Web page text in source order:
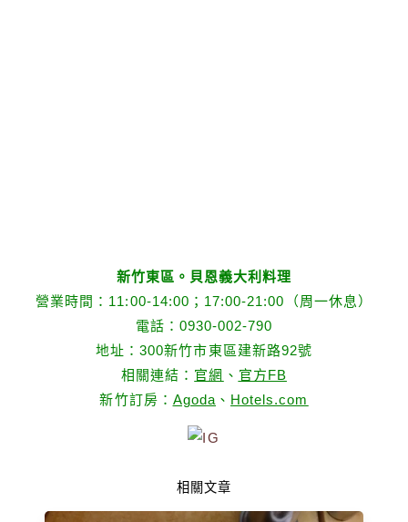
新竹東區。貝恩義大利料理
營業時間：11:00-14:00；17:00-21:00（周一休息）
電話：0930-002-790
地址：300新竹市東區建新路92號
相關連結： 官網 、 官方FB
新竹訂房： Agoda 、 Hotels.com
相關文章